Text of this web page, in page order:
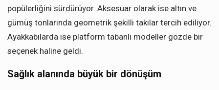
popülerliğini sürdürüyor. Aksesuar olarak ise altın ve
gümüş tonlarında geometrik şekilli takılar tercih ediliyor.
Ayakkabılarda ise platform tabanlı modeller gözde bir
seçenek haline geldi.
Sağlık alanında büyük bir dönüşüm